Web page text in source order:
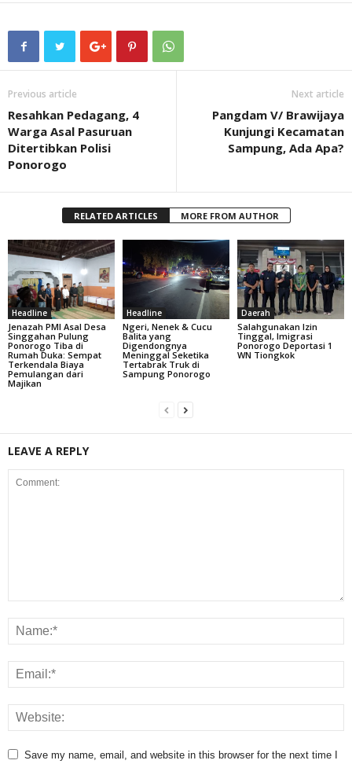
Previous article
Resahkan Pedagang, 4
Warga Asal Pasuruan
Ditertibkan Polisi
Ponorogo
Next article
Pangdam V/ Brawijaya
Kunjungi Kecamatan
Sampung, Ada Apa?
RELATED ARTICLES MORE FROM AUTHOR
Headline
Jenazah PMI Asal Desa
Singgahan Pulung
Ponorogo Tiba di
Rumah Duka: Sempat
Terkendala Biaya
Pemulangan dari
Majikan
Headline
Ngeri, Nenek & Cucu
Balita yang
Digendongnya
Meninggal Seketika
Tertabrak Truk di
Sampung Ponorogo
Daerah
Salahgunakan Izin
Tinggal, Imigrasi
Ponorogo Deportasi 1
WN Tiongkok
LEAVE A REPLY
Save my name, email, and website in this browser for the next time I